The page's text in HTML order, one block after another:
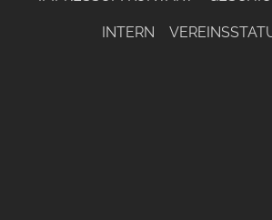
INTERN